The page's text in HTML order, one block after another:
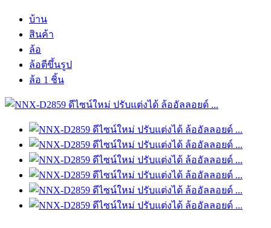
บ้าน
สินค้า
ล้อ
ล้อตีขึ้นรูป
ล้อ 1 ชิ้น